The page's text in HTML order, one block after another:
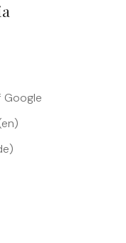
Google